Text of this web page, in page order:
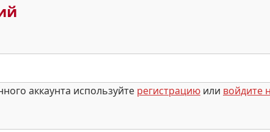
аккаунта используйте регистрацию или войдите